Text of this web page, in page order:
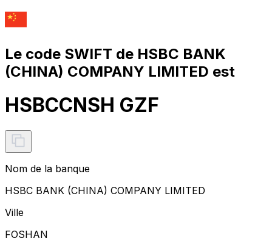
Le code SWIFT de HSBC BANK
(CHINA) COMPANY LIMITED est
HSBCCNSH GZF
Nom de la banque
HSBC BANK (CHINA) COMPANY LIMITED
Ville
FOSHAN